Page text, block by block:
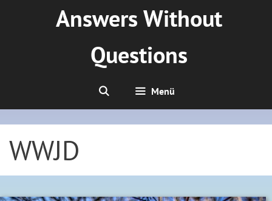
Answers Without
Questions
Menü
WWJD